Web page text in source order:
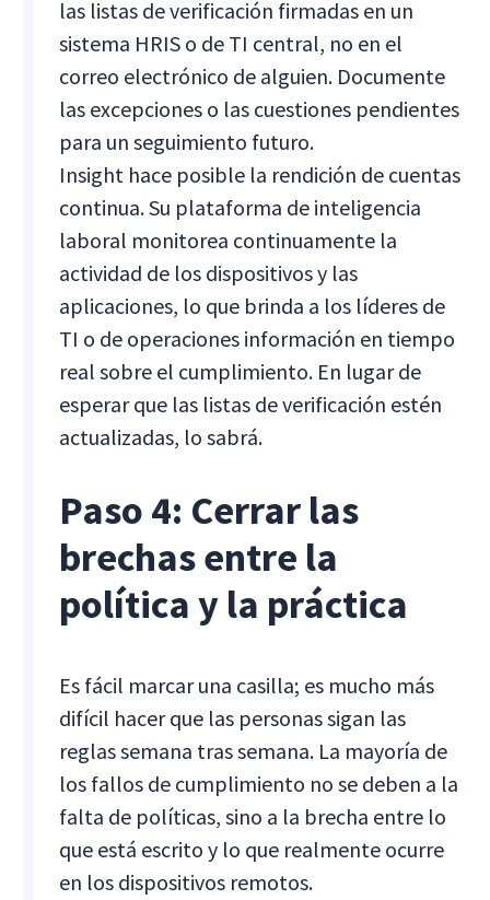
las listas de verificación firmadas en un
sistema HRIS o de TI central, no en el
correo electrónico de alguien. Documente
las excepciones o las cuestiones pendientes
para un seguimiento futuro.
Insight hace posible la rendición de cuentas
continua. Su plataforma de inteligencia
laboral monitorea continuamente la
actividad de los dispositivos y las
aplicaciones, lo que brinda a los líderes de
TI o de operaciones información en tiempo
real sobre el cumplimiento. En lugar de
esperar que las listas de verificación estén
actualizadas, lo sabrá.
Paso 4: Cerrar las
brechas entre la
política y la práctica
Es fácil marcar una casilla; es mucho más
difícil hacer que las personas sigan las
reglas semana tras semana. La mayoría de
los fallos de cumplimiento no se deben a la
falta de políticas, sino a la brecha entre lo
que está escrito y lo que realmente ocurre
en los dispositivos remotos.